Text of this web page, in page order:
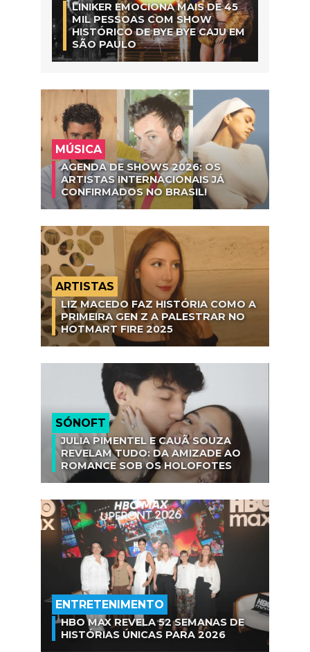
LINIKER EMOCIONA MAIS DE 45
MIL PESSOAS COM SHOW
HISTÓRICO DE BYE BYE CAJU EM
SÃO PAULO
MÚSICA
AGENDA DE SHOWS 2026: OS
ARTISTAS INTERNACIONAIS JÁ
CONFIRMADOS NO BRASIL!
ARTISTAS
LIZ MACEDO FAZ HISTÓRIA COMO A
PRIMEIRA GEN Z A PALESTRAR NO
HOTMART FIRE 2025
SÓNOFT
JULIA PIMENTEL E CAUÃ SOUZA
REVELAM TUDO: DA AMIZADE AO
ROMANCE SOB OS HOLOFOTES
ENTRETENIMENTO
HBO MAX REVELA 52 SEMANAS DE
HISTÓRIAS ÚNICAS PARA 2026